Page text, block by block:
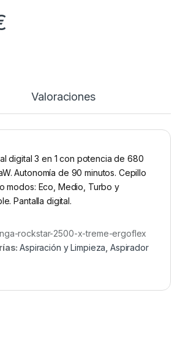
Valoraciones
digital 3 en 1 con potencia de 680
Autonomía de 90 minutos. Cepillo
modos: Eco, Medio, Turbo y
Pantalla digital.
rockstar-2500-x-treme-ergoflex
Aspiración y Limpieza Aspirador